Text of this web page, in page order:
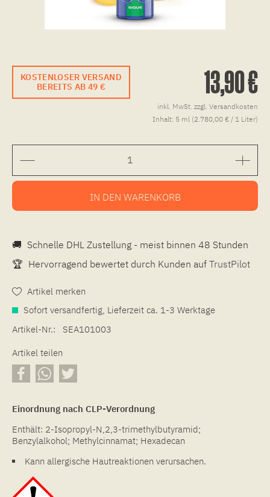
KOSTENLOSER VERSAND
BEREITS AB 49 €
13,90 €
inkl. MwSt. zzgl. Versandkosten
Inhalt: 5 ml (2.780,00 € / 1 Liter)
IN DEN WARENKORB
🚚 Schnelle DHL Zustellung - meist binnen 48 Stunden
🏆 Hervorragend bewertet durch Kunden auf TrustPilot
Artikel merken
Sofort versandfertig, Lieferzeit ca. 1-3 Werktage
Artikel-Nr.:
SEA101003
Artikel teilen
Einordnung nach CLP-Verordnung
Enthält: 2-Isopropyl-N,2,3-trimethylbutyramid;
Benzylalkohol; Methylcinnamat; Hexadecan
Kann allergische Hautreaktionen verursachen.